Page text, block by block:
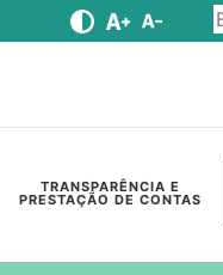
TRANSPARÊNCIA E
PRESTAÇÃO DE CONTAS